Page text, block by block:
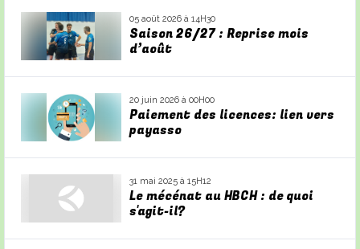
05 août 2026 à 14H30
Saison 26/27 : Reprise mois
d’août
20 juin 2026 à 00H00
Paiement des licences: lien vers
payasso
31 mai 2025 à 15H12
Le mécénat au HBCH : de quoi
s'agit-il?